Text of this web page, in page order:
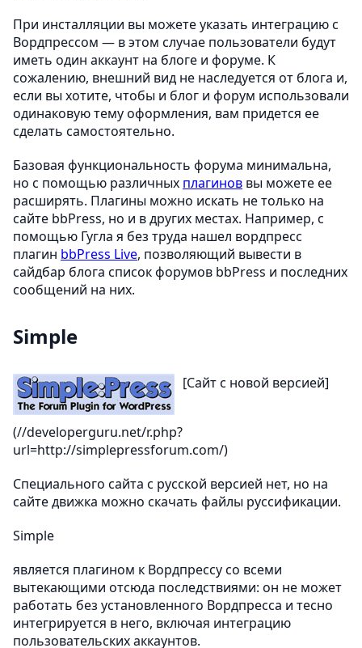
При инсталляции вы можете указать интеграцию с
Вордпрессом — в этом случае пользователи будут
иметь один аккаунт на блоге и форуме. К
сожалению, внешний вид не наследуется от блога и,
если вы хотите, чтобы и блог и форум использовали
одинаковую тему оформления, вам придется ее
сделать самостоятельно.
Базовая функциональность форума минимальна,
но с помощью различных плагинов вы можете ее
расширять. Плагины можно искать не только на
сайте bbPress, но и в других местах. Например, с
помощью Гугла я без труда нашел вордпресс
плагин bbPress Live, позволяющий вывести в
сайдбар блога список форумов bbPress и последних
сообщений на них.
Simple
[Сайт с новой версией]
(//developerguru.net/r.php?
url=http://simplepressforum.com/)
Специального сайта с русской версией нет, но на
сайте движка можно скачать файлы руссификации.
Simple
является плагином к Вордпрессу со всеми
вытекающими отсюда последствиями: он не может
работать без установленного Вордпресса и тесно
интегрируется в него, включая интеграцию
пользовательских аккаунтов.